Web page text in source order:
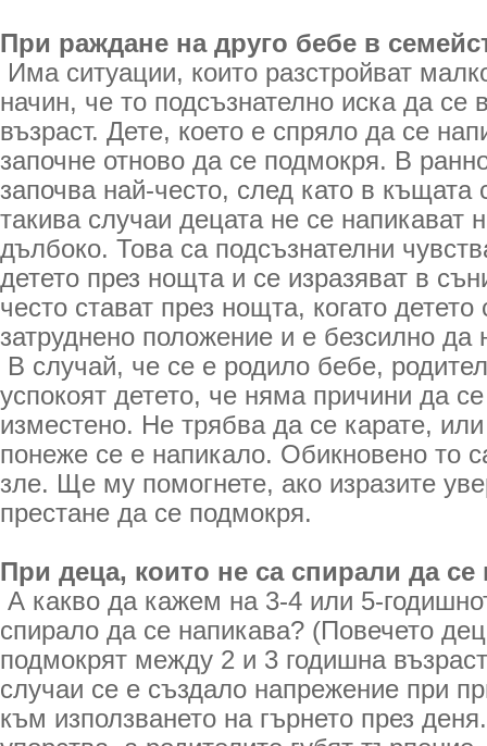
При раждане на друго бебе в
Има ситуации, които разстройват
начин, че то подсъзнателно иска да се
възраст. Дете, което е спряло да се
започне отново да се подмокря. В
започва най-често, след като в
такива случаи децата не се напикават
дълбоко. Това са подсъзнателни
детето през нощта и се изразяват в
често стават през нощта, когато
затруднено положение и е безсилно
В случай, че се е родило бебе,
успокоят детето, че няма причини да
изместено. Не трябва да се карате,
понеже се е напикало. Обикновено то
зле. Ще му помогнете, ако изразите
престане да се подмокря.
При деца, които не са спирали да се
А какво да кажем на 3-4 или 5-
спирало да се напикава? (Повечето
подмокрят между 2 и 3 годишна
случаи се е създало напрежение при
към използването на гърнето през